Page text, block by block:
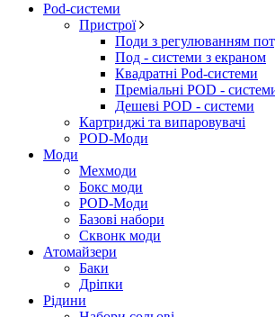
Pod-системи
Пристрої
Поди з регулюванням
Под - системи з екраном
Квадратні Pod-системи
Преміальні POD -
Дешеві POD - системи
Картриджі та випаровувачі
POD-Моди
Моди
Мехмоди
Бокс моди
POD-Моди
Базові набори
Сквонк моди
Атомайзери
Баки
Дріпки
Рідини